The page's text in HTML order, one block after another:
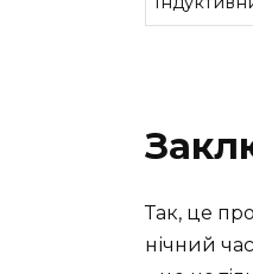
Так, це
нічний